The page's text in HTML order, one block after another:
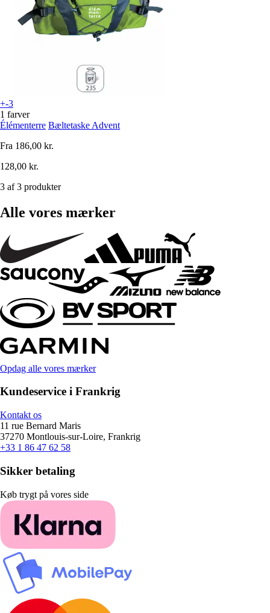
+-3
1 farver
Élémenterre Bæltetaske Advent
Fra 186,00 kr.
128,00 kr.
3 af 3 produkter
Alle vores mærker
Opdag alle vores mærker
Kundeservice i Frankrig
Kontakt os
11 rue Bernard Maris
37270 Montlouis-sur-Loire, Frankrig
+33 1 86 47 62 58
Sikker betaling
Køb trygt på vores side